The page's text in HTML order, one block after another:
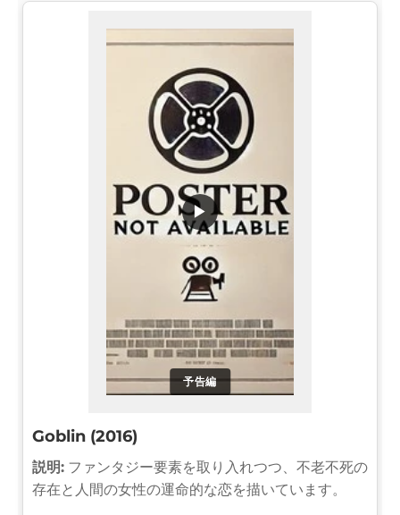
予告編
▶
Goblin (2016)
説明: ファンタジー要素を取り入れつつ、不老不死の
存在と人間の女性の運命的な恋を描いています。